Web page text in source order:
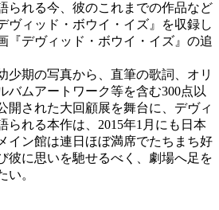
られる今、彼のこれまでの作品など
ヴィッド・ボウイ・イズ』を収録し
『デヴィッド・ボウイ・イズ』の追
少期の写真から、直筆の歌詞、オリ
バムアートワーク等を含む300点以
開された大回顧展を舞台に、デヴィ
られる本作は、2015年1月にも日本
イン館は連日ほぼ満席でたちまち好
彼に思いを馳せるべく、劇場へ足を
い。